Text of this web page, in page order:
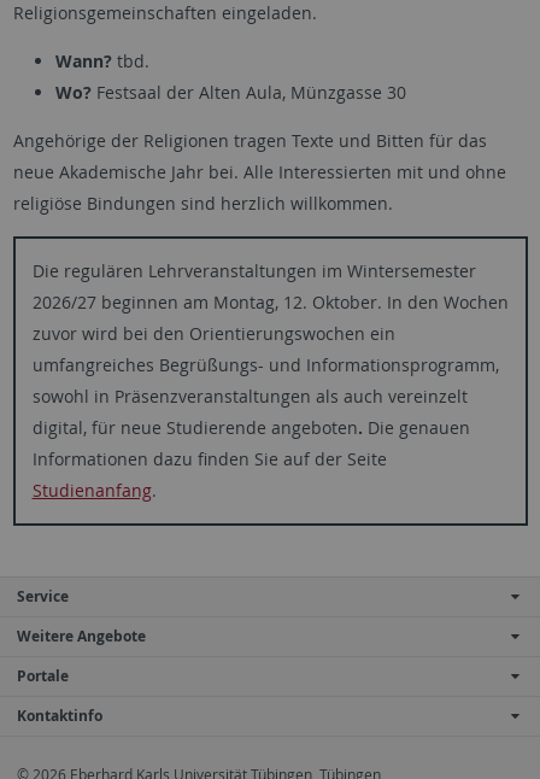
Religionsgemeinschaften eingeladen.
Wann?tbd.
Wo?Festsaal der Alten Aula, Münzgasse 30
Angehörige der Religionen tragen Texte und Bitten für das
neue Akademische Jahr bei. Alle Interessierten mit und ohne
religiöse Bindungen sind herzlich willkommen.
Die regulären Lehrveranstaltungen im Wintersemester
2026/27 beginnen am Montag, 12. Oktober. In den Wochen
zuvor wird bei den Orientierungswochen ein
umfangreiches Begrüßungs- und Informationsprogramm,
sowohl in Präsenzveranstaltungen als auch vereinzelt
digital, für neue Studierende angeboten. Die genauen
Informationen dazu finden Sie auf der Seite
Studienanfang.
Service
Weitere Angebote
Portale
Kontaktinfo